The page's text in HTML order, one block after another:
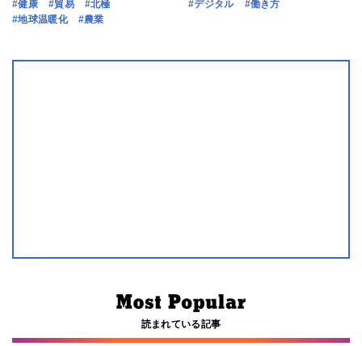
#健康 #貿易
#北極
#地球温暖化
#農業
#デジタル #働き方
読まれている記事